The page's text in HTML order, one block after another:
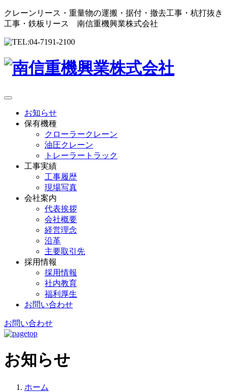
クレーンリース・重量物の運搬・据付・撤去工事・杭打抜き
工事・鉄板リース 南信重機興業株式会社
お知らせ
保有機種
クローラークレーン
油圧クレーン
トレーラートラック
工事実績
工事履歴
現場写真
会社案内
代表挨拶
会社概要
経営理念
沿革
主要取引先
採用情報
採用情報
社内教育
福利厚生
お問い合わせ
お問い合わせ
お知らせ
ホーム